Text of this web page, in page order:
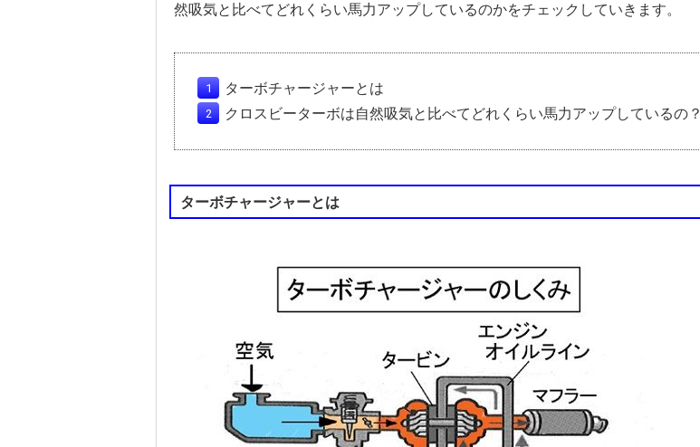
然吸気と比べてどれくらい馬力アップしているのかをチェックしていきます。
ターボチャージャーとは
クロスビーターボは自然吸気と比べてどれくらい馬力アップしているの？
ターボチャージャーとは